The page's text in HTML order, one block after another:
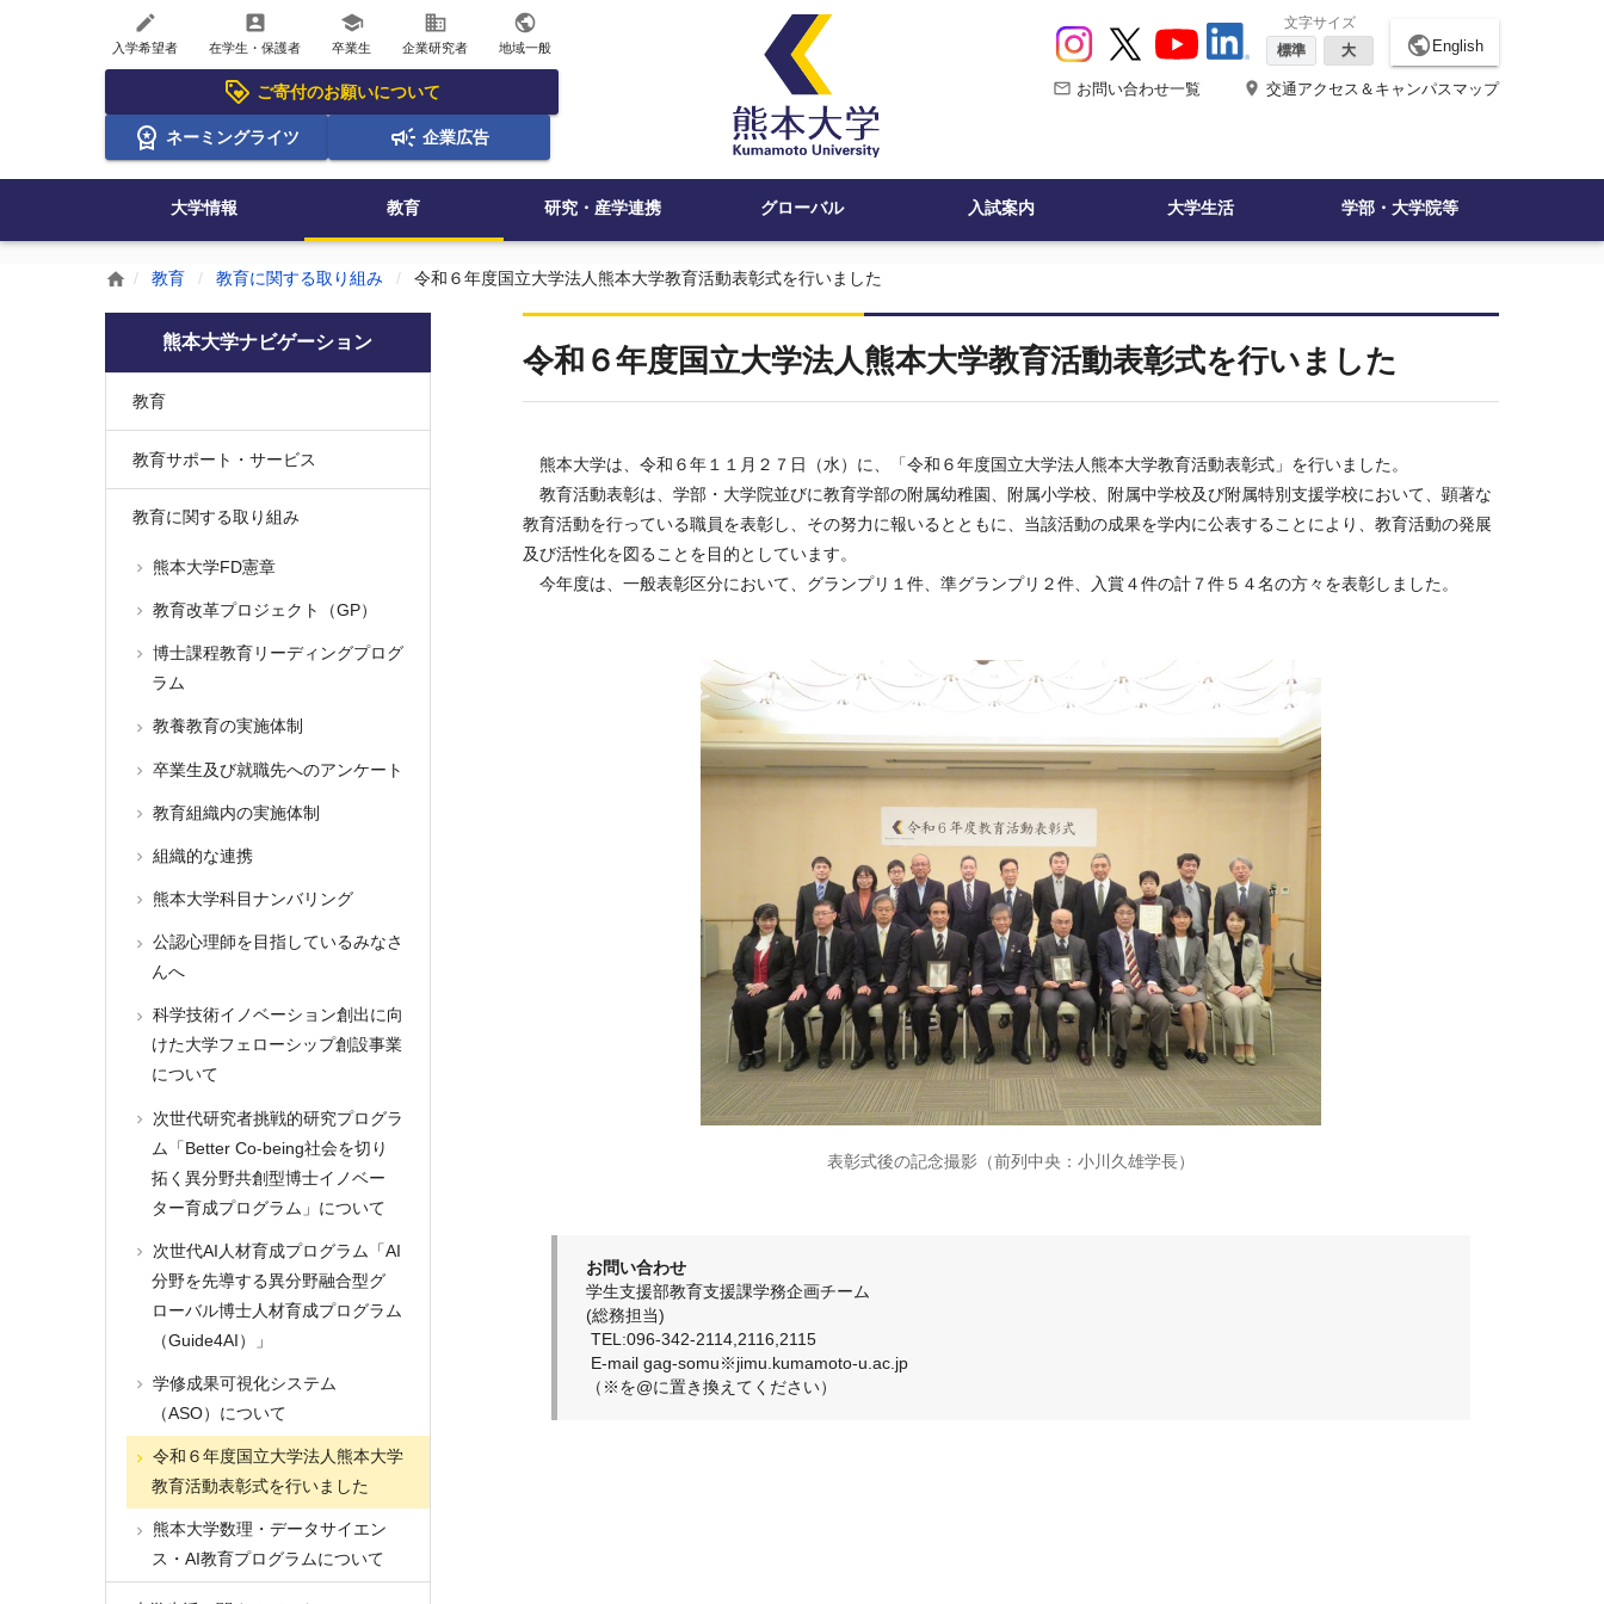
create
入学希望者
account_box
在学生・保護者
school
卒業生
business
企業研究者
public
地域一般
ご寄付のお願いについて
ネーミングライツ 企業広告
文字サイズ
標準
大 public English
mail_outline お問い合わせ一覧 place 交通アクセス＆キャンパスマップ
大学情報 教育 研究・産学連携 グローバル 入試案内 大学生活 学部・大学院等
home 教育 教育に関する取り組み 令和６年度国立大学法人熊本大学教育活動表彰式を行いました
令和６年度国立大学法人熊本大学教育活動表彰式を行いました
熊本大学は、令和６年１１月２７日（水）に、「令和６年度国立大学法人熊本大学教育活動表彰式」を行いました。
教育活動表彰は、学部・大学院並びに教育学部の附属幼稚園、附属小学校、附属中学校及び附属特別支援学校において、顕著な
教育活動を行っている職員を表彰し、その努力に報いるとともに、当該活動の成果を学内に公表することにより、教育活動の発展
及び活性化を図ることを目的としています。
今年度は、一般表彰区分において、グランプリ１件、準グランプリ２件、入賞４件の計７件５４名の方々を表彰しました。
表彰式後の記念撮影（前列中央：小川久雄学長）
お問い合わせ
学生支援部教育支援課学務企画チーム
(総務担当)
TEL:096-342-2114,2116,2115
E-mail gag-somu※jimu.kumamoto-u.ac.jp
（※を@に置き換えてください）
熊本大学ナビゲーション
教育
教育サポート・サービス
教育に関する取り組み
熊本大学FD憲章
教育改革プロジェクト（GP）
博士課程教育リーディングプログ
ラム
教養教育の実施体制
卒業生及び就職先へのアンケート
教育組織内の実施体制
組織的な連携
熊本大学科目ナンバリング
公認心理師を目指しているみなさ
んへ
科学技術イノベーション創出に向
けた大学フェローシップ創設事業
について
次世代研究者挑戦的研究プログラ
ム「Better Co-being社会を切り
拓く異分野共創型博士イノベー
ター育成プログラム」について
次世代AI人材育成プログラム「AI
分野を先導する異分野融合型グ
ローバル博士人材育成プログラム
（Guide4AI）」
学修成果可視化システム
（ASO）について
令和６年度国立大学法人熊本大学
教育活動表彰式を行いました
熊本大学数理・データサイエン
ス・AI教育プログラムについて